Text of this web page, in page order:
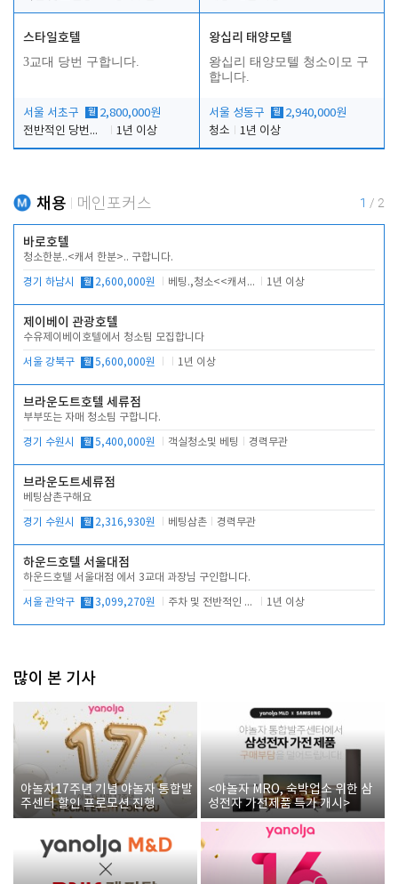
스타일호텔
3교대 당번 구합니다.
서울 서초구 월 2,800,000원
전반적인 당번업무
1년 이상
왕십리 태양모텔
왕십리 태양모텔 청소이모 구
합니다.
서울 성동구 월 2,940,000원
청소
1년 이상
채용 메인포커스 1 / 2
바로호텔
청소한분..<캐셔 한분>.. 구합니다.
경기 하남시 월 2,600,000원 베팅.,청소<<캐셔 모셔봅니다. 1년 이상
제이베이 관광호텔
수유제이베이호텔에서 청소팀 모집합니다
서울 강북구 월 5,600,000원 1년 이상
브라운도트호텔 세류점
부부또는 자매 청소팀 구합니다.
경기 수원시 월 5,400,000원 객실청소및 베팅 경력무관
브라운도트세류점
베팅삼촌구해요
경기 수원시 월 2,316,930원 베팅삼촌 경력무관
하운드호텔 서울대점
하운드호텔 서울대점 에서 3교대 과장님 구인합니다.
서울 관악구 월 3,099,270원 주차 및 전반적인 당번업무 1년 이상
많이 본 기사
야놀자17주년 기념 야놀자 통합발
주센터 할인 프로모션 진행
<야놀자 MRO, 숙박업소 위한 삼
성전자 가전제품 특가 개시>